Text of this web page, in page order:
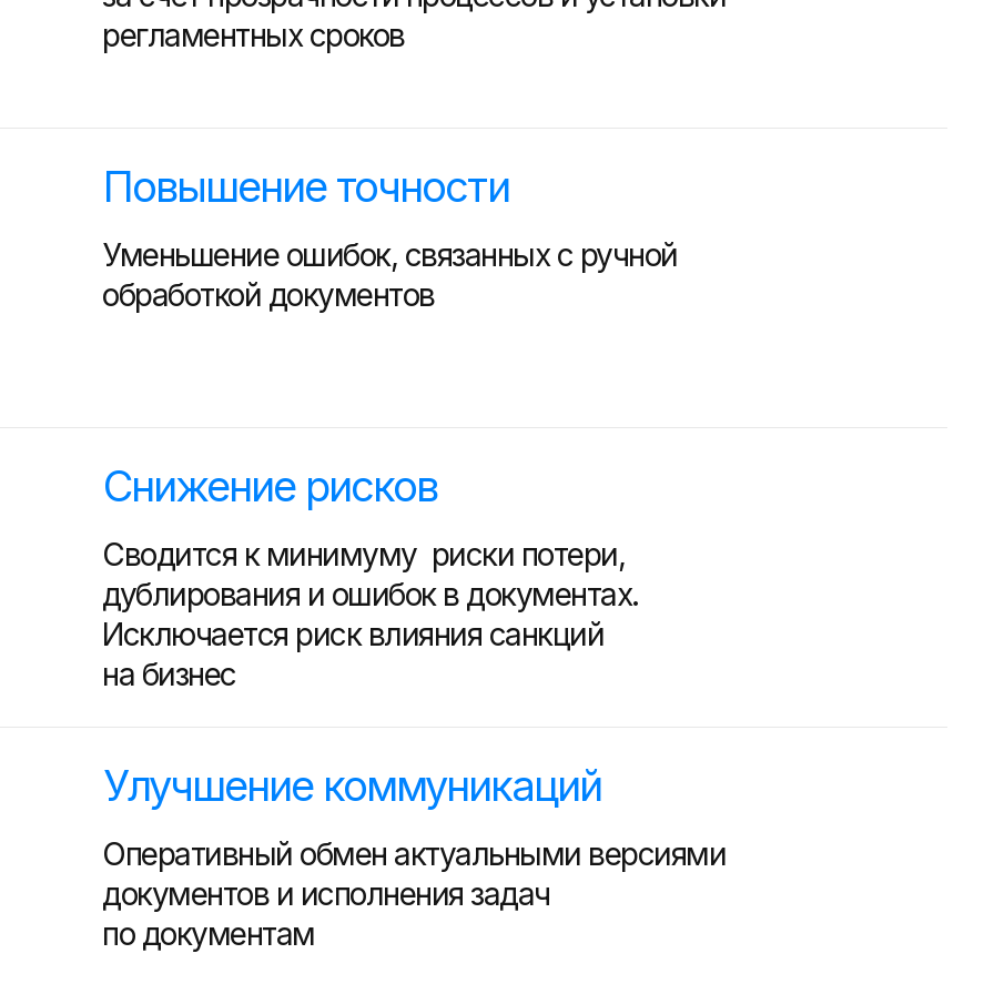
регламентных сроков
Уменьшение ошибок, связанных с ручной
обработкой документов
Повышение точности
Сводится к минимуму риски потери,
дублирования и ошибок в документах.
Исключается риск влияния санкций
на бизнес
Снижение рисков
Оперативный обмен актуальными версиями
документов и исполнения задач
по документам
Улучшение коммуникаций